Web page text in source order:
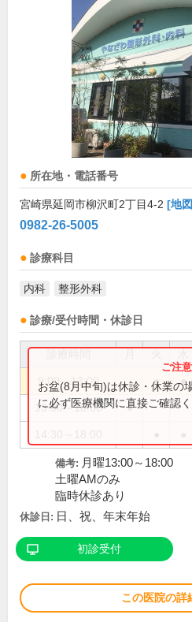
所在地・電話番号
宮崎県延岡市柳沢町2丁目4-2 [地
0982-26-5005
診療科目
内科 整形外科
診療/受付時間・休診日
9:00～13:00 ● ●
13:00～18:00 ●
お盆(8月中旬)は休診・休業の
に必ず医療機関に直接ご確認く
備考: 月曜13:00～18:00
土曜AMのみ
臨時休診あり
休診日: 日、祝、年末年始
初診受付
この医院の詳